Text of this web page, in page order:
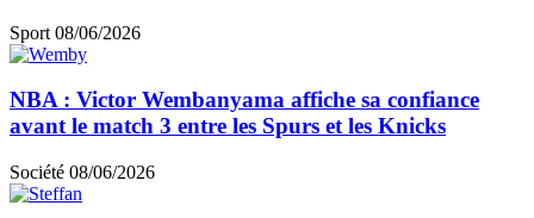
Sport 08/06/2026
NBA : Victor Wembanyama affiche sa confiance
avant le match 3 entre les Spurs et les Knicks
Société 08/06/2026